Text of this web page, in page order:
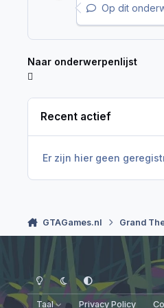
Op dit
Naar onderwerpenlijst
Recent actief
Er zijn hier geen
GTAGames.nl Grand
Light ModeDark ModeSystem Preference
Taal Privacy Policy